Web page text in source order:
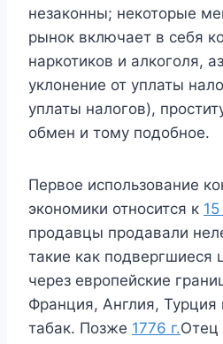
незаконны; некоторые
рынок включает в себя
наркотиков и алкоголя,
уклонение от уплаты
уплаты налогов),
обмен и тому подобное.
Первое использование
экономики относится к
продавцы продавали
такие как подвергшиеся
через европейские
Франция, Англия,
табак. Позже 1776 г.Отец